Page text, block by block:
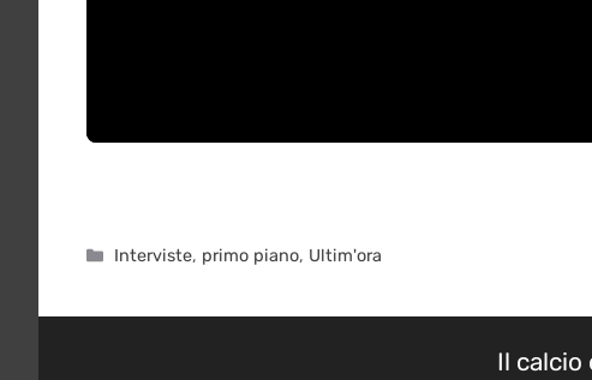
Categorie
Interviste, primo piano, Ultim'ora
Il calcio